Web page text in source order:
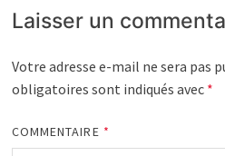
Laisser un
Votre adresse e-mail ne sera pas
obligatoires sont indiqués avec *
COMMENTAIRE *